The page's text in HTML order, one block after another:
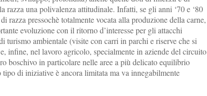
razza una polivalenza attitudinale. Infatti, se gli anni ‘70 e ‘80
pressochè totalmente vocata alla produzione della carne,
evoluzione con il ritorno d’interesse per gli attacchi
turismo ambientale (visite con carri in parchi e riserve che si
infine, nel lavoro agricolo, specialmente in aziende del circuito
boschivo in particolare nelle aree a più delicato equilibrio
di iniziative è ancora limitata ma va innegabilmente